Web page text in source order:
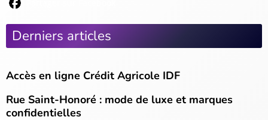
Derniers articles
Accès en ligne Crédit Agricole IDF
Rue Saint-Honoré : mode de luxe et marques
confidentielles